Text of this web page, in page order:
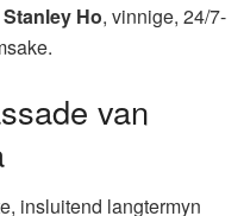
Stanley Ho, vinnige, 24/7-
van
insluitend langtermyn